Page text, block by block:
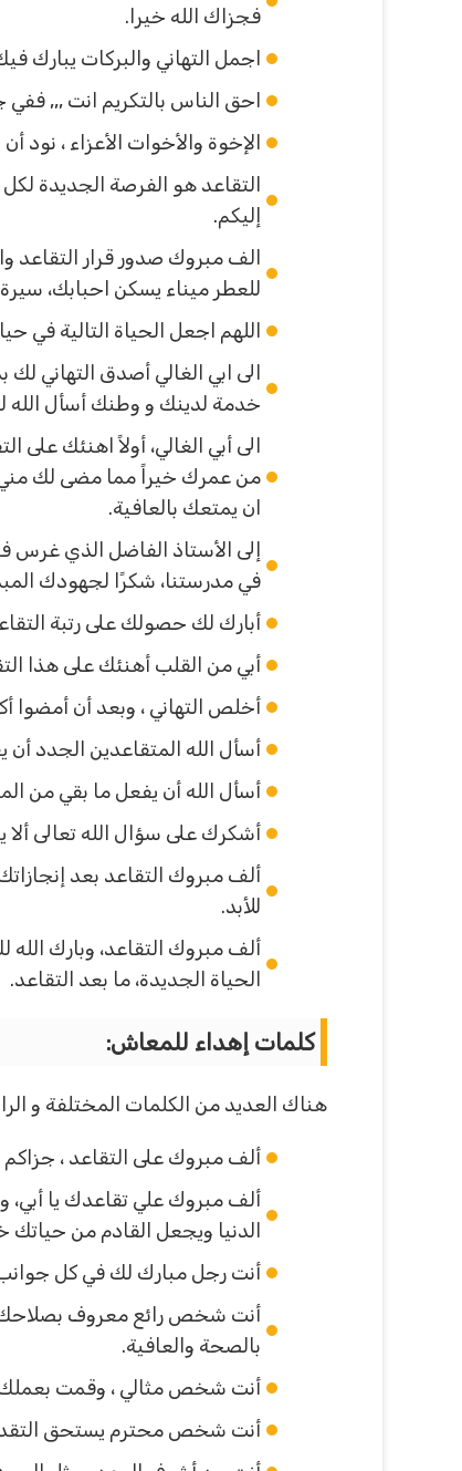
فجزاك الله خيرا.
اجمل التهاني والبركات يبارك
احق الناس بالتكريم انت ,,, ففي
الإخوة والأخوات الأعزاء ،
التقاعد هو الفرصة الجديدة
إليكم.
الف مبروك صدور قرار التقاعد
للعطر ميناء يسكن احبابك،
اللهم اجعل الحياة التالية
الى ابي الغالي أصدق التهاني
خدمة لدينك و وطنك أسأل الله
الى أبي الغالي، أولاً اهنئك
من عمرك خيراً مما مضى لك مني
ان يمتعك بالعافية.
إلى الأستاذ الفاضل الذي غرس
في مدرستنا، شكرًا لجهودك
أبارك لك حصولك على رتبة
أبي من القلب أهنئك على هذا
أخلص التهاني ، وبعد أن أمضوا
أسأل الله المتقاعدين الجدد أن
أسأل الله أن يفعل ما بقي من
أشكرك على سؤال الله تعالى
ألف مبروك التقاعد بعد
للأبد.
ألف مبروك التقاعد، وبارك
الحياة الجديدة، ما بعد التقاعد.
كلمات إهداء للمعاش:
هناك العديد من الكلمات المختلفة و
ألف مبروك على التقاعد ، جزاكم
ألف مبروك علي تقاعدك يا أبي،
الدنيا ويجعل القادم من
أنت رجل مبارك لك في كل
أنت شخص رائع معروف بصلاحك
بالصحة والعافية.
أنت شخص مثالي ، وقمت بعملك
أنت شخص محترم يستحق